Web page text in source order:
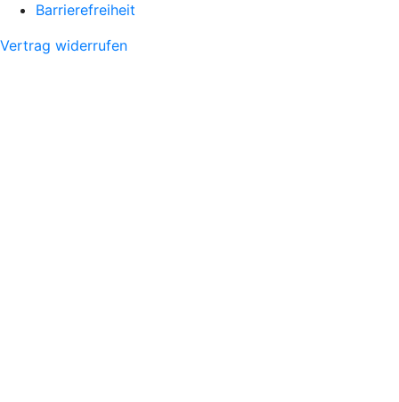
Barrierefreiheit
Vertrag widerrufen